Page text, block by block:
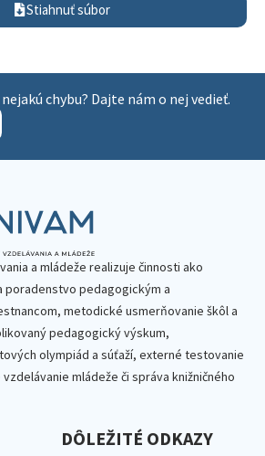
Stiahnuť súbor
chybu? Dajte nám o nej vedieť.
a mládeže realizuje činnosti ako
poradenstvo pedagogickým a
metodické usmerňovanie škôl a
pedagogický výskum,
olympiád a súťaží, externé testovanie
mládeže či správa knižničného
DÔLEŽITÉ ODKAZY